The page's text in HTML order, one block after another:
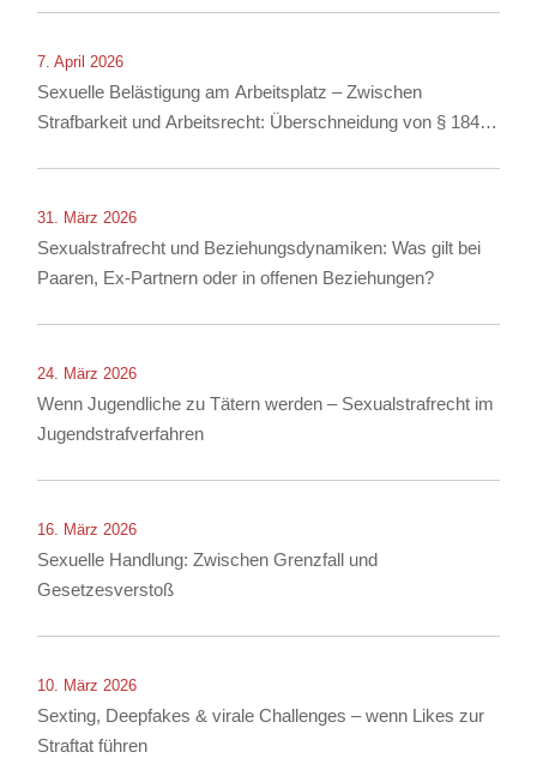
7. April 2026
Sexuelle Belästigung am Arbeitsplatz – Zwischen
Strafbarkeit und Arbeitsrecht: Überschneidung von § 184i
31. März 2026
Sexualstrafrecht und Beziehungsdynamiken: Was gilt bei
Paaren, Ex-Partnern oder in offenen Beziehungen?
24. März 2026
Wenn Jugendliche zu Tätern werden – Sexualstrafrecht im
Jugendstrafverfahren
16. März 2026
Sexuelle Handlung: Zwischen Grenzfall und
Gesetzesverstoß
10. März 2026
Sexting, Deepfakes & virale Challenges – wenn Likes zur
Straftat führen